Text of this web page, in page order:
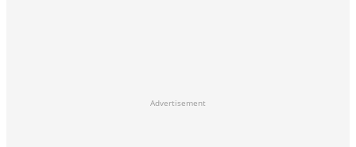
Advertisement